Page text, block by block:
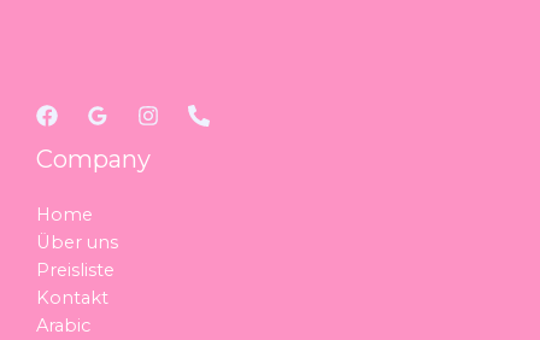
Company
Home
Über uns
Preisliste
Kontakt
Arabic